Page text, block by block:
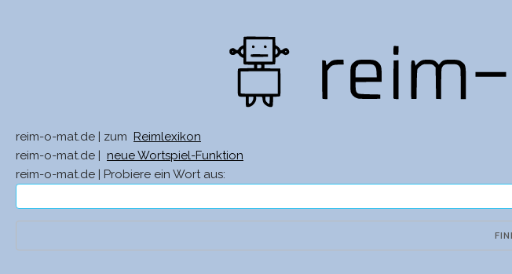
reim-o-mat.de | zum
Reimlexikon
reim-o-mat.de |
neue Wortspiel-Funktion
reim-o-mat.de | Probiere ein Wort aus: